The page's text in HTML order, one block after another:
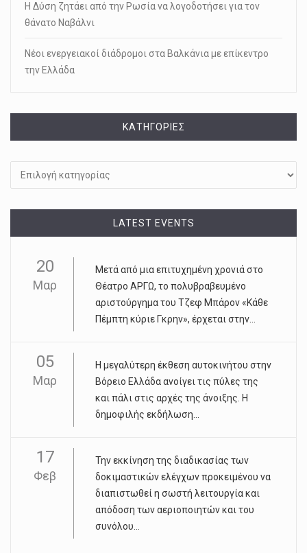
Η Δύση ζητάει από την Ρωσία να λογοδοτήσει για τον
θάνατο Ναβάλνι
Νέοι ενεργειακοί διάδρομοι στα Βαλκάνια με επίκεντρο
την Ελλάδα
KΑΤΗΓΟΡΊΕΣ
LATEST EVENTS
20
Μαρ
Μετά από μια επιτυχημένη χρονιά στο
Θέατρο ΑΡΓΩ, το πολυβραβευμένο
αριστούργημα του Τζεφ Μπάρον «Κάθε
Πέμπτη κύριε Γκρην», έρχεται στην...
05
Μαρ
Η μεγαλύτερη έκθεση αυτοκινήτου στην
Βόρειο Ελλάδα ανοίγει τις πύλες της
και πάλι στις αρχές της άνοιξης. Η
δημοφιλής εκδήλωση...
17
Φεβ
Την εκκίνηση της διαδικασίας των
δοκιμαστικών ελέγχων προκειμένου να
διαπιστωθεί η σωστή λειτουργία και
απόδοση των αεριοποιητών και του
συνόλου...